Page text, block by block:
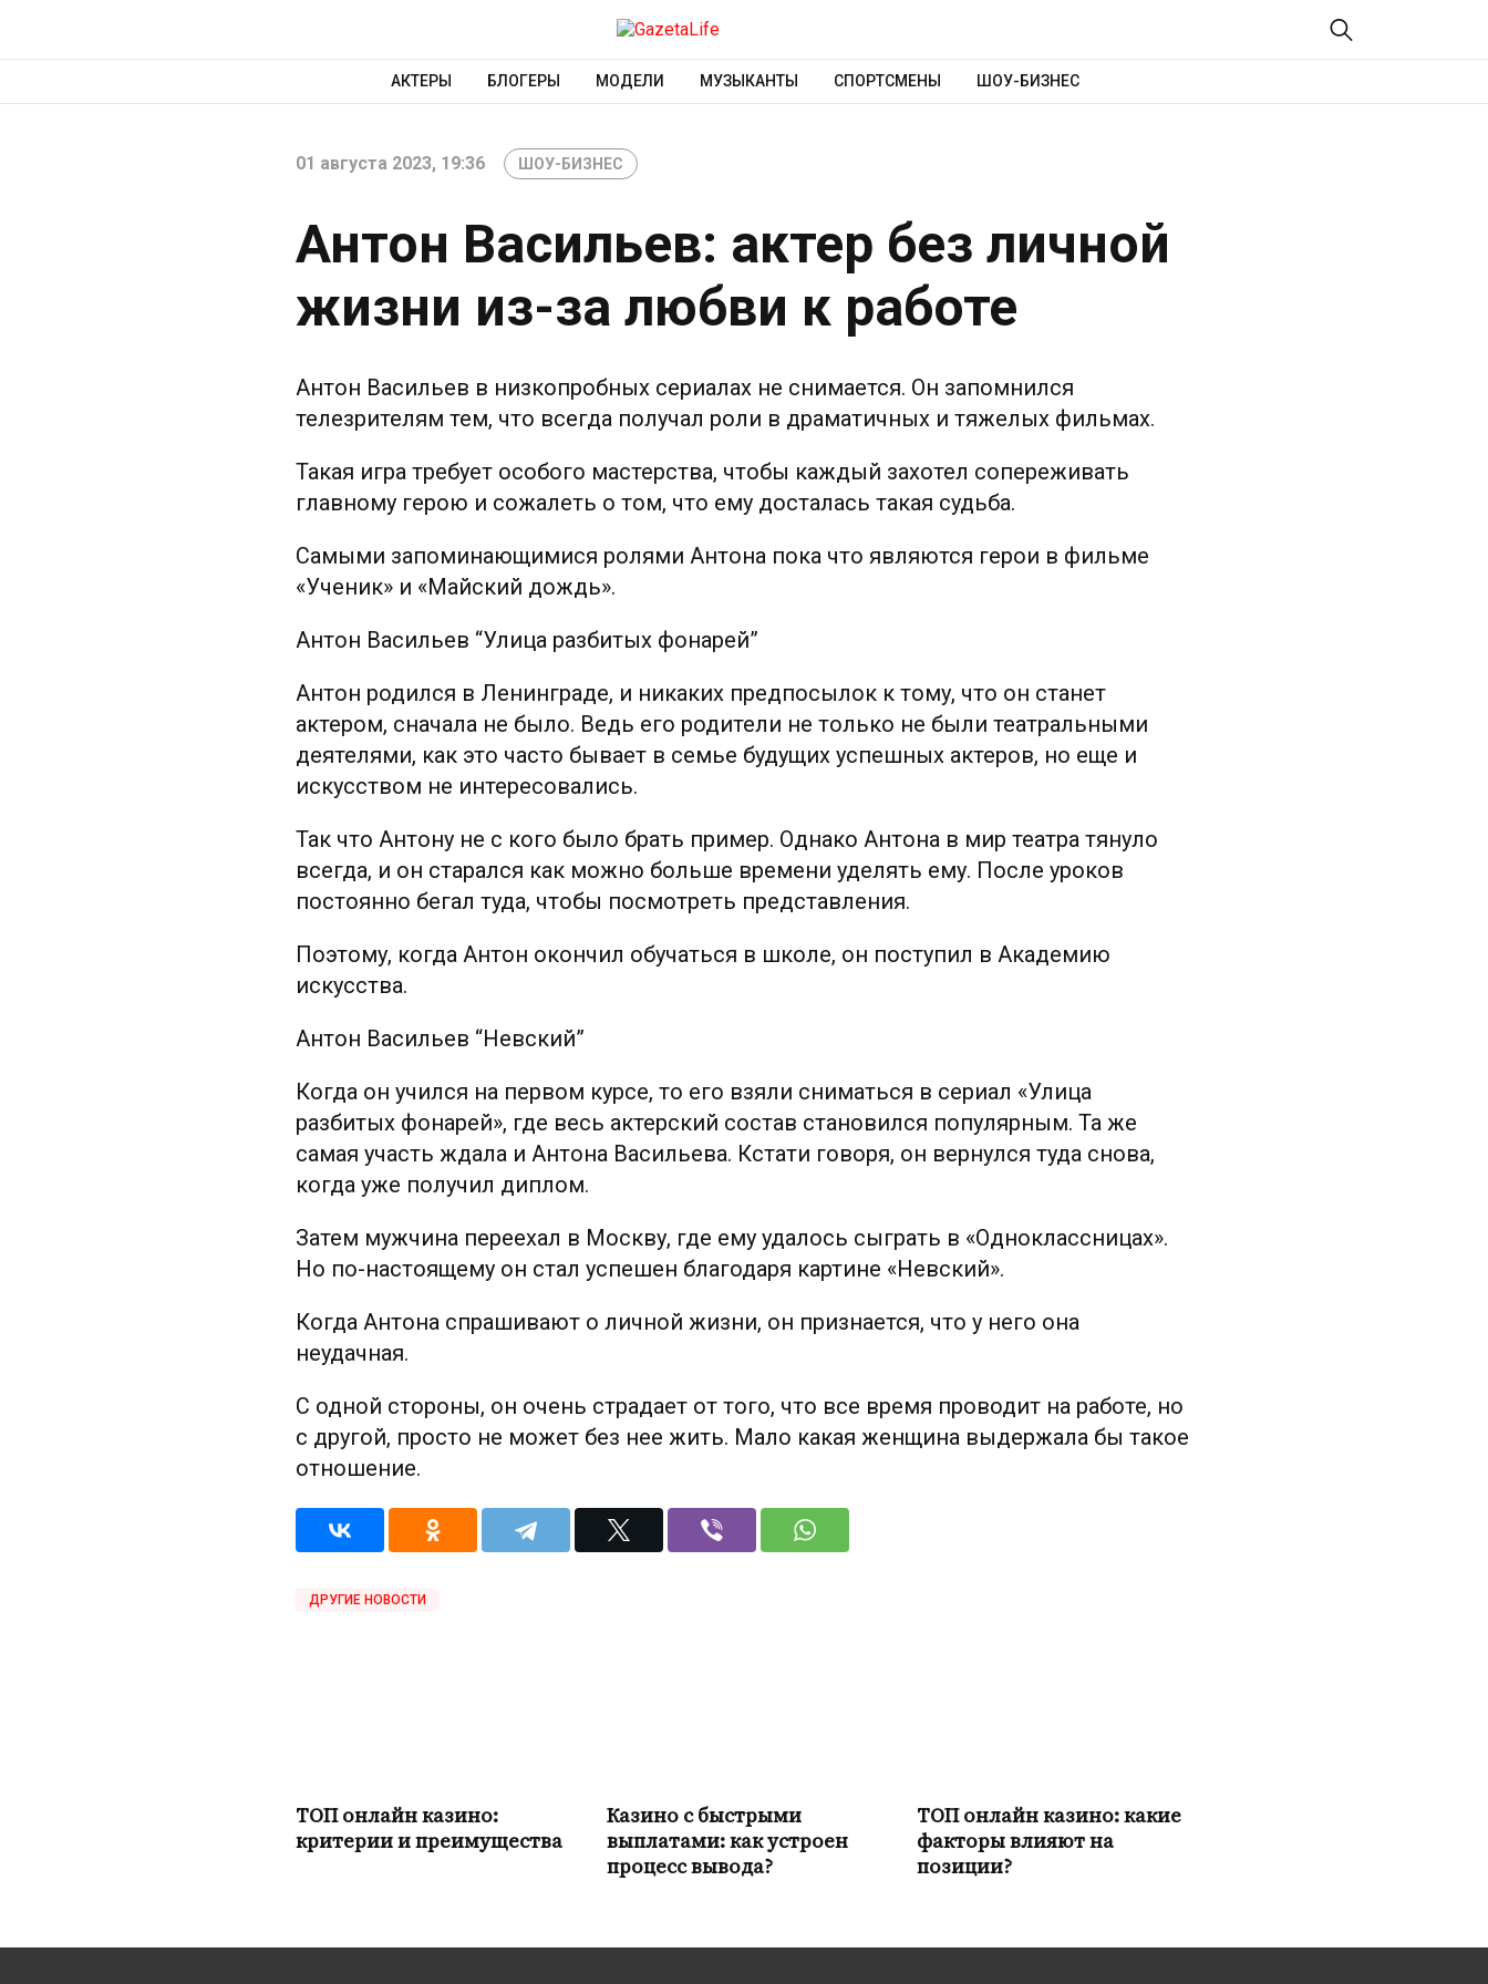
АКТЕРЫ БЛОГЕРЫ МОДЕЛИ МУЗЫКАНТЫ СПОРТСМЕНЫ ШОУ-БИЗНЕС
01 августа 2023, 19:36 ШОУ-БИЗНЕС
Антон Васильев: актер без личной
жизни из-за любви к работе
Антон Васильев в низкопробных сериалах не снимается. Он запомнился
телезрителям тем, что всегда получал роли в драматичных и тяжелых фильмах.
Такая игра требует особого мастерства, чтобы каждый захотел сопереживать
главному герою и сожалеть о том, что ему досталась такая судьба.
Самыми запоминающимися ролями Антона пока что являются герои в фильме
«Ученик» и «Майский дождь».
Антон Васильев “Улица разбитых фонарей”
Антон родился в Ленинграде, и никаких предпосылок к тому, что он станет
актером, сначала не было. Ведь его родители не только не были театральными
деятелями, как это часто бывает в семье будущих успешных актеров, но еще и
искусством не интересовались.
Так что Антону не с кого было брать пример. Однако Антона в мир театра тянуло
всегда, и он старался как можно больше времени уделять ему. После уроков
постоянно бегал туда, чтобы посмотреть представления.
Поэтому, когда Антон окончил обучаться в школе, он поступил в Академию
искусства.
Антон Васильев “Невский”
Когда он учился на первом курсе, то его взяли сниматься в сериал «Улица
разбитых фонарей», где весь актерский состав становился популярным. Та же
самая участь ждала и Антона Васильева. Кстати говоря, он вернулся туда снова,
когда уже получил диплом.
Затем мужчина переехал в Москву, где ему удалось сыграть в «Одноклассницах».
Но по-настоящему он стал успешен благодаря картине «Невский».
Когда Антона спрашивают о личной жизни, он признается, что у него она
неудачная.
С одной стороны, он очень страдает от того, что все время проводит на работе, но
с другой, просто не может без нее жить. Мало какая женщина выдержала бы такое
отношение.
ДРУГИЕ НОВОСТИ
ТОП онлайн казино:
критерии и преимущества
Казино с быстрыми
выплатами: как устроен
процесс вывода?
ТОП онлайн казино: какие
факторы влияют на
позиции?